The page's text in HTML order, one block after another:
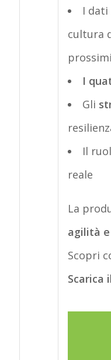
I
cultura
I
Gli
Il
reale
La
agilità
Scopri
Scarica